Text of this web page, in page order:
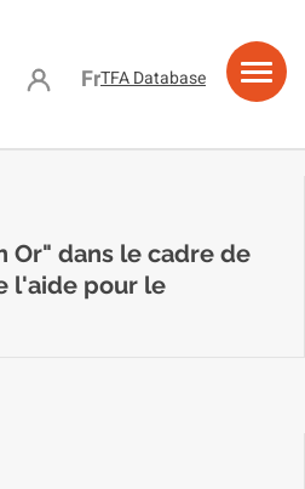
User account menu
Français
TFA Database
Or" dans le cadre de
l'aide pour le